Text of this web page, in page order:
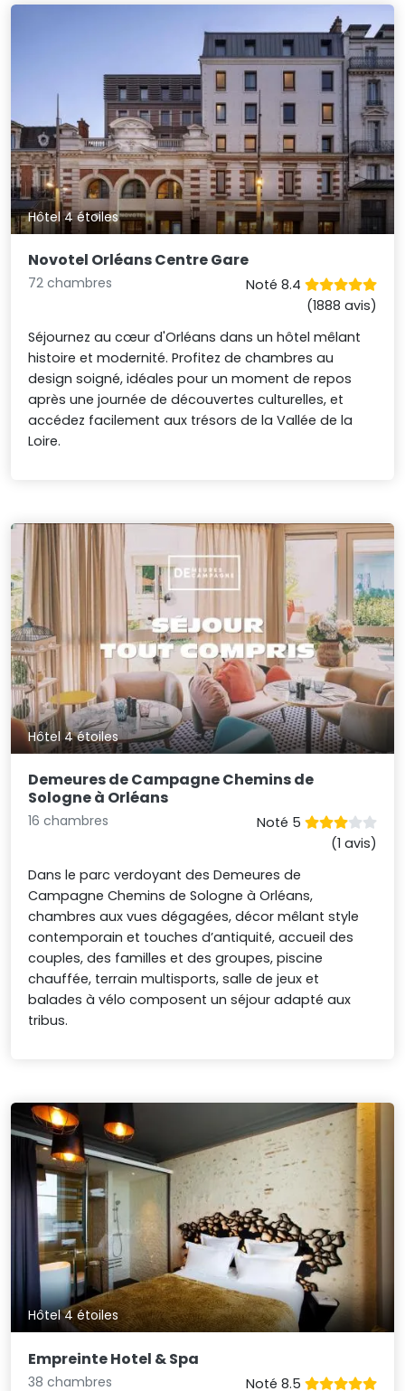
Hôtel 4 étoiles
Novotel Orléans Centre Gare
72 chambres
Noté 8.4
(1888 avis)
Séjournez au cœur d'Orléans dans un hôtel mêlant
histoire et modernité. Profitez de chambres au
design soigné, idéales pour un moment de repos
après une journée de découvertes culturelles, et
accédez facilement aux trésors de la Vallée de la
Loire.
Hôtel 4 étoiles
Demeures de Campagne Chemins de
Sologne à Orléans
16 chambres
Noté 5
(1 avis)
Dans le parc verdoyant des Demeures de
Campagne Chemins de Sologne à Orléans,
chambres aux vues dégagées, décor mêlant style
contemporain et touches d’antiquité, accueil des
couples, des familles et des groupes, piscine
chauffée, terrain multisports, salle de jeux et
balades à vélo composent un séjour adapté aux
tribus.
Hôtel 4 étoiles
Empreinte Hotel & Spa
38 chambres Noté 8.5